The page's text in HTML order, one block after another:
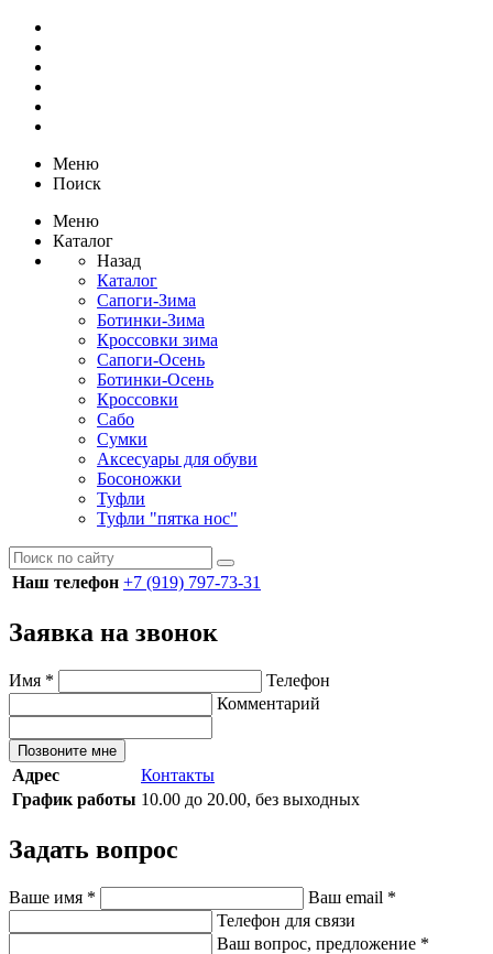
Меню
Поиск
Меню
Каталог
Назад
Каталог
Сапоги-Зима
Ботинки-Зима
Кроссовки зима
Сапоги-Осень
Ботинки-Осень
Кроссовки
Сабо
Сумки
Аксесуары для обуви
Босоножки
Туфли
Туфли "пятка нос"
Наш телефон +7 (919) 797-73-31
Заявка на звонок
Имя *
Телефон
Комментарий
Позвоните мне
Адрес
Контакты
График работы 10.00 до 20.00, без выходных
Задать вопрос
Ваше имя * Ваш email *
Телефон для связи
Ваш вопрос, предложение *